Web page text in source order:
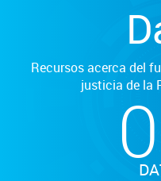
Recursos acerca del
justicia de la